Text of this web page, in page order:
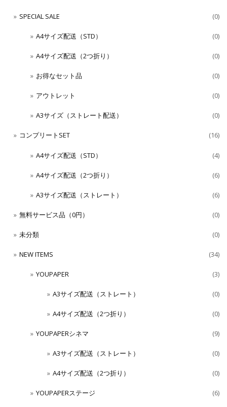
SPECIAL SALE (0)
A4サイズ配送（STD） (0)
A4サイズ配送（2つ折り） (0)
お得なセット品 (0)
アウトレット (0)
A3サイズ（ストレート配送） (0)
コンプリートSET (16)
A4サイズ配送（STD） (4)
A4サイズ配送（2つ折り） (6)
A3サイズ配送（ストレート） (6)
無料サービス品（0円） (0)
未分類 (0)
NEW ITEMS (34)
YOUPAPER (3)
A3サイズ配送（ストレート） (0)
A4サイズ配送（2つ折り） (0)
YOUPAPERシネマ (9)
A3サイズ配送（ストレート） (0)
A4サイズ配送（2つ折り） (0)
YOUPAPERステージ (6)